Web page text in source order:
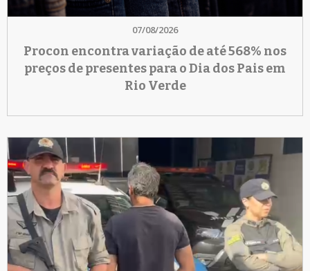
07/08/2026
Procon encontra variação de até 568% nos
preços de presentes para o Dia dos Pais em
Rio Verde